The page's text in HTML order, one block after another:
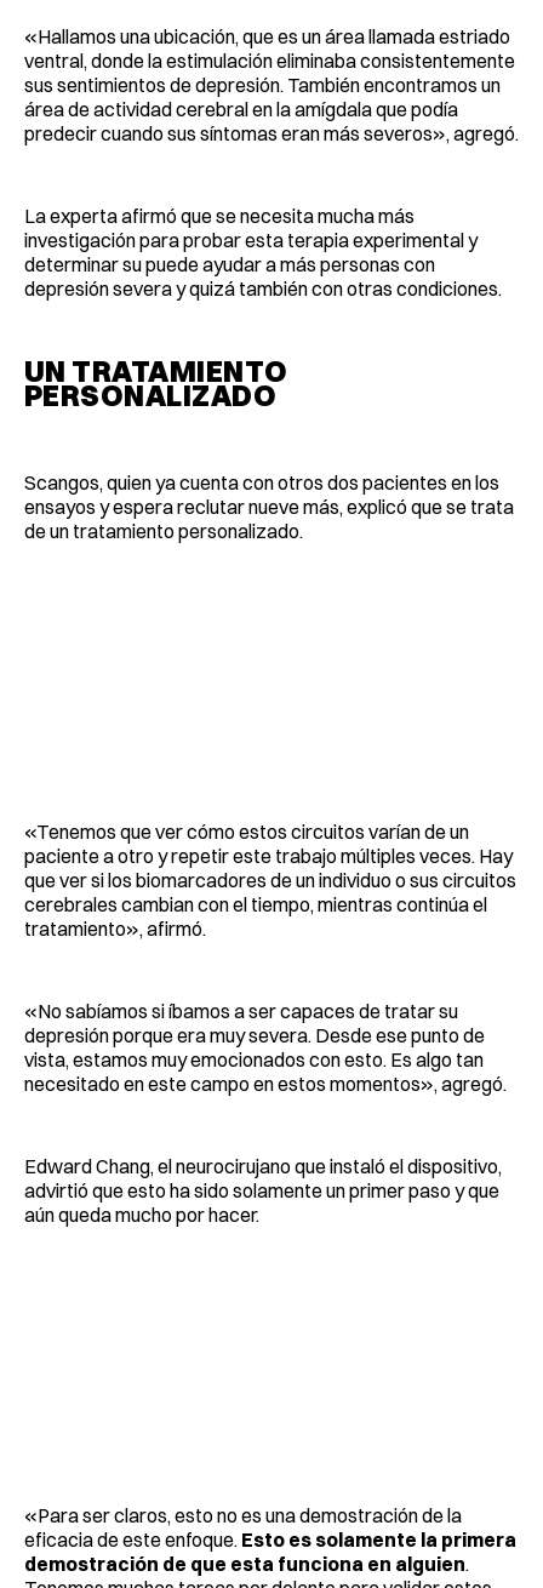
«Hallamos una ubicación, que es un área llamada estriado
ventral, donde la estimulación eliminaba consistentemente
sus sentimientos de depresión. También encontramos un
área de actividad cerebral en la amígdala que podía
predecir cuando sus síntomas eran más severos», agregó.
La experta afirmó que se necesita mucha más
investigación para probar esta terapia experimental y
determinar su puede ayudar a más personas con
depresión severa y quizá también con otras condiciones.
UN TRATAMIENTO
PERSONALIZADO
Scangos, quien ya cuenta con otros dos pacientes en los
ensayos y espera reclutar nueve más, explicó que se trata
de un tratamiento personalizado.
«Tenemos que ver cómo estos circuitos varían de un
paciente a otro y repetir este trabajo múltiples veces. Hay
que ver si los biomarcadores de un individuo o sus circuitos
cerebrales cambian con el tiempo, mientras continúa el
tratamiento», afirmó.
«No sabíamos si íbamos a ser capaces de tratar su
depresión porque era muy severa. Desde ese punto de
vista, estamos muy emocionados con esto. Es algo tan
necesitado en este campo en estos momentos», agregó.
Edward Chang, el neurocirujano que instaló el dispositivo,
advirtió que esto ha sido solamente un primer paso y que
aún queda mucho por hacer.
«Para ser claros, esto no es una demostración de la
eficacia de este enfoque. Esto es solamente la primera
demostración de que esta funciona en alguien.